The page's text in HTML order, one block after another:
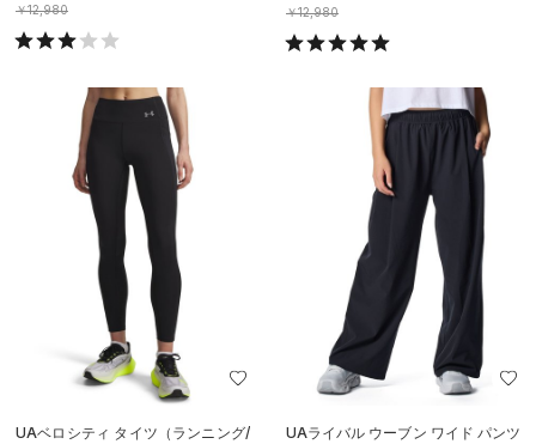
￥12,980
￥12,980
UAベロシティ タイツ（ランニング/
UAライバル ウーブン ワイド パンツ